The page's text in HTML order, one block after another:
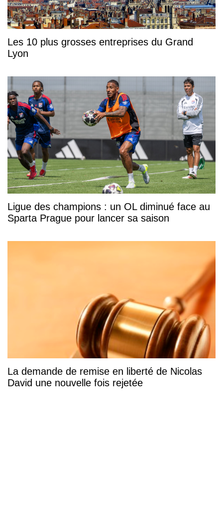
Les 10 plus grosses entreprises du Grand
Lyon
Ligue des champions : un OL diminué face au
Sparta Prague pour lancer sa saison
La demande de remise en liberté de Nicolas
David une nouvelle fois rejetée